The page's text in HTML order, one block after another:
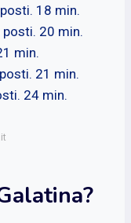
18 min.
20 min.
min.
21 min.
24 min.